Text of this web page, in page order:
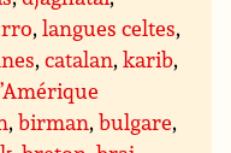
,langues celtes,
,catalan,karib,
,birman,bulgare,